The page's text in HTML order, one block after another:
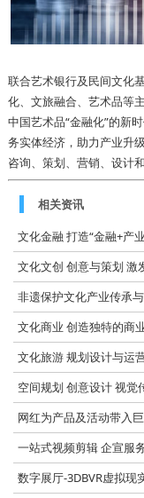
联合艺术银行及民间文化
化、文旅融合、艺术品等
中国艺术品“金融化”的新
务实体经济，助力产业升
咨询、策划、营销、设计
相关资讯
文化金融 打造“金融+产
文化文创 创意与策划 激
非遗保护文化产业传承
文化商业 创造独特的商
文化旅游 规划设计与运
空间规划 创意设计 视觉
网红为产品及活动带入
一站式视频剪辑 企宣服
数字展厅-3DBVR虚拟现